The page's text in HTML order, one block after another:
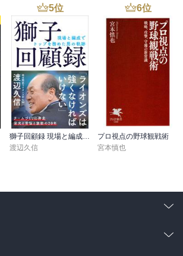
5位
獅子回顧録 現場と編成でトップを務めた男の軌跡
渡辺久信
6位
プロ視点の野球観戦術
宮本慎也